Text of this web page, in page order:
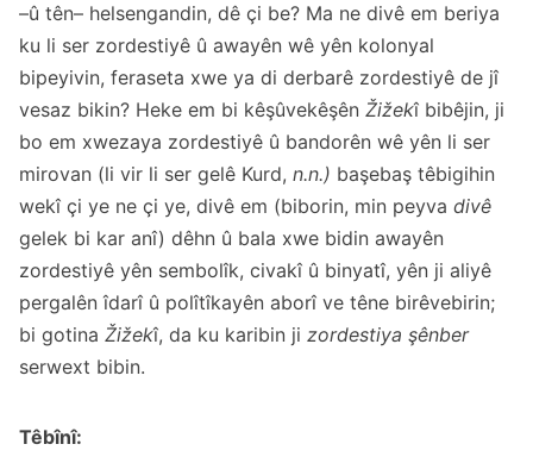
–û tên– helsengandin, dê çi be? Ma ne divê em beriya
ku li ser zordestiyê û awayên wê yên kolonyal
bipeyivin, feraseta xwe ya di derbarê zordestiyê de jî
vesaz bikin? Heke em bi kêşûvekêşên Žižekî bibêjin, ji
bo em xwezaya zordestiyê û bandorên wê yên li ser
mirovan (li vir li ser gelê Kurd, n.n.) başebaş têbigihin
wekî çi ye ne çi ye, divê em (biborin, min peyva divê
gelek bi kar anî) dêhn û bala xwe bidin awayên
zordestiyê yên sembolîk, civakî û binyatî, yên ji aliyê
pergalên îdarî û polîtîkayên aborî ve têne birêvebirin;
bi gotina Žižekî, da ku karibin ji zordestiya şênber
serwext bibin.
Têbînî: